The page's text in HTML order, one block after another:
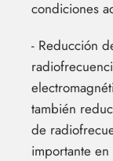
condiciones
- Reducción
también
de
importante